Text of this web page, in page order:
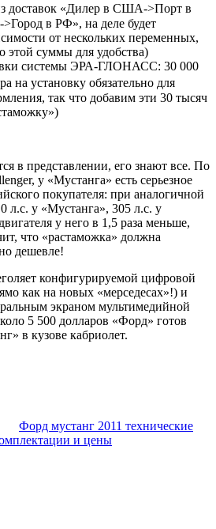
доставок «Дилер в США->Порт в
в РФ», на деле будет
от нескольких переменных,
этой суммы для удобства)
системы ЭРА-ГЛОНАСС: 30 000
на установку обязательно для
так что добавим эти 30 тысяч
в представлении, его знают все. По
у «Мустанга» есть серьезное
покупателя: при аналогичной
л.с. у «Мустанга», 305 л.с. у
у него в 1,5 раза меньше,
что «растаможка» должна
дешевле!
конфигурируемой цифровой
как на новых «мерседесах»!) и
экраном мультимедийной
5 500 долларов «Форд» готов
в кузове кабриолет.
Форд мустанг 2011 технические
и цены